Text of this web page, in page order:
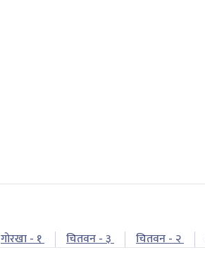
गोरखा - १ चितवन - ३ चितवन - २